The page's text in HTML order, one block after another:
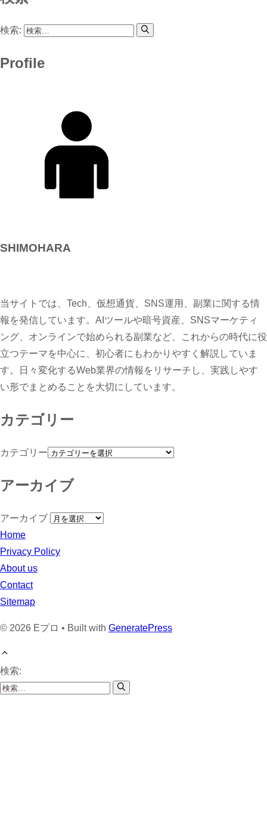
検索:
Profile
SHIMOHARA
当サイトでは、Tech、仮想通貨、SNS運用、副業に関する情
報を発信しています。AIツールや暗号資産、SNSマーケティ
ング、オンラインで始められる副業など、これからの時代に役
立つテーマを中心に、初心者にもわかりやすく解説していま
す。日々変化するWeb業界の情報をリサーチし、実践しやす
い形でまとめることを大切にしています。
カテゴリー
カテゴリー
アーカイブ
アーカイブ
Home
Privacy Policy
About us
Contact
Sitemap
© 2026 Eプロ • Built with GeneratePress
検索: